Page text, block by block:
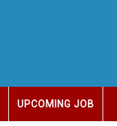
UPCOMING JOB